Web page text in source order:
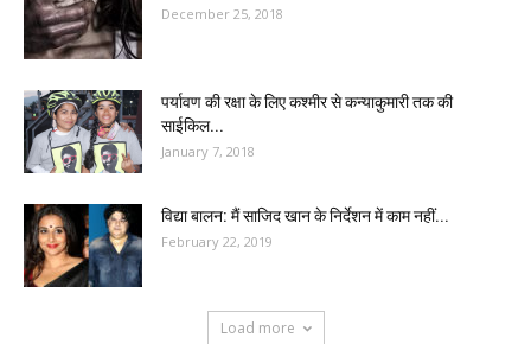
December 25, 2018
पर्यावण की रक्षा के लिए कश्मीर से कन्याकुमारी तक की
साईकिल...
January 7, 2018
विद्या बालन: मैं साजिद खान के निर्देशन में काम नहीं...
February 22, 2019
Load more